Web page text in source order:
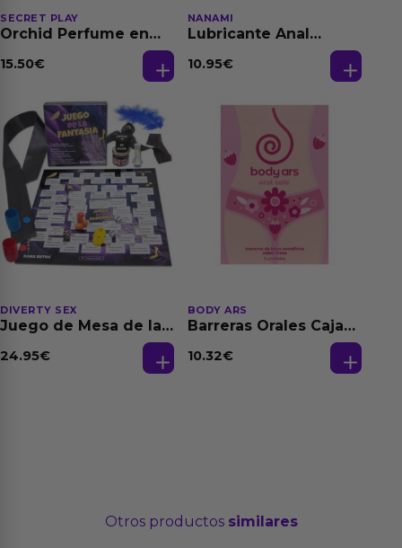
SECRET PLAY
Orchid Perfume en
Feromonas 20 ml
15.50€
NANAMI
Lubricante Anal
Dilatación Base Agua
10.95€
DIVERTY SEX
Juego de Mesa de las
24.95€
BODY ARS
Barreras Orales Caja
10.32€
Otros productos similares